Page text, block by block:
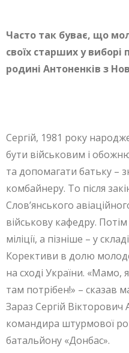
Часто так буває, що
своїх старших у виборі
родині Антоненків з
Сергій, 1981 року
бути військовим і
та допомагати батьку –
комбайнеру. То після
Слов’янського
військову кафедру.
міліції, а пізніше – у
Корективи в долю
на сході України. «Мамо,
там потрібен!» – сказав
Зараз Сергій
командира штурмової
батальйону «Донбас».